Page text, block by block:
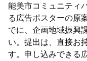
能美市コミュニティ
る広告ポスターの原
でに、企画地域振興
い。提出は、直接お
す。申し込みできる